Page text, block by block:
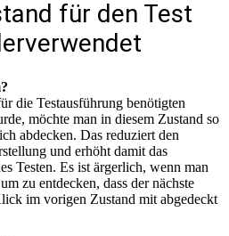
für den Test
die Testausführung benötigten
möchte man in diesem Zustand so
abdecken. Das reduziert den
und erhöht damit das
Testen. Es ist ärgerlich, wenn man
zu entdecken, dass der nächste
im vorigen Zustand mit abgedeckt